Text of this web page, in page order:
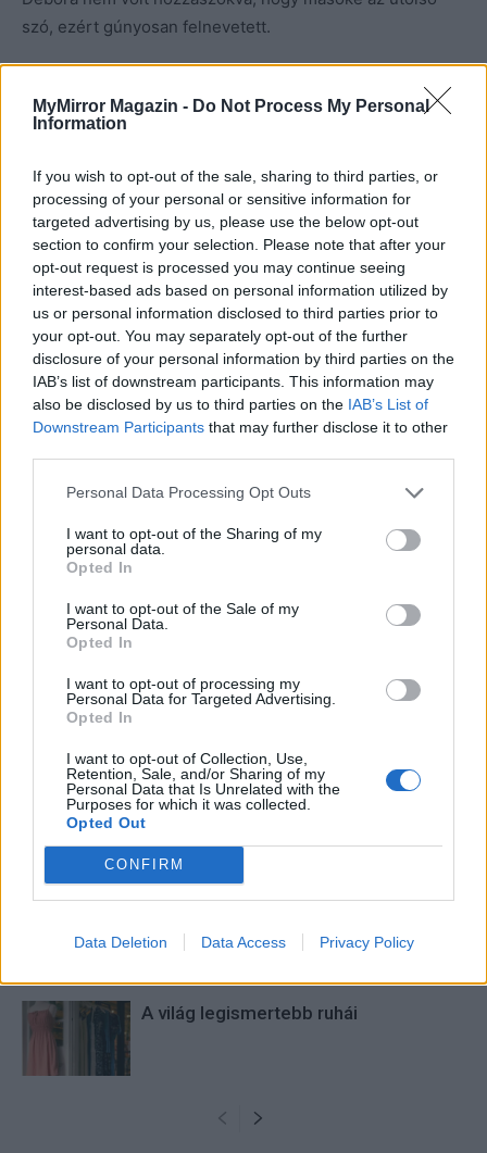
MyMirror Magazin - Do Not Process My Personal
Information
If you wish to opt-out of the sale, sharing to third parties, or
processing of your personal or sensitive information for
targeted advertising by us, please use the below opt-out
section to confirm your selection. Please note that after your
opt-out request is processed you may continue seeing
interest-based ads based on personal information utilized by
us or personal information disclosed to third parties prior to
your opt-out. You may separately opt-out of the further
disclosure of your personal information by third parties on the
IAB’s list of downstream participants. This information may
also be disclosed by us to third parties on the IAB’s List of
Downstream Participants that may further disclose it to other
Personal Data Processing Opt Outs
I want to opt-out of the Sharing of my
personal data.
Opted In
I want to opt-out of the Sale of my
Personal Data.
Opted In
I want to opt-out of processing my
Personal Data for Targeted Advertising.
Opted In
I want to opt-out of Collection, Use,
Retention, Sale, and/or Sharing of my
Personal Data that Is Unrelated with the
Purposes for which it was collected.
Opted Out
CONFIRM
Data Deletion Data Access Privacy Policy
szó, ezért gúnyosan felnevetett.
– Csodás! Akkor be is költöznék ebbe a porfészekbe. – A
másik kinyitotta a könyvet, amelybe feljegyezte az adatait,
ragaszkodott a hagyományokhoz. A papír elvégre mindig
is papír marad. Ám ezek a gépek…
Folytatjuk…
Pedig szóltam… – Miért nem hiszünk a
nőknek, amikor segítséget kérnek?
árnyak 13. rész
A világ legismertebb ruhái